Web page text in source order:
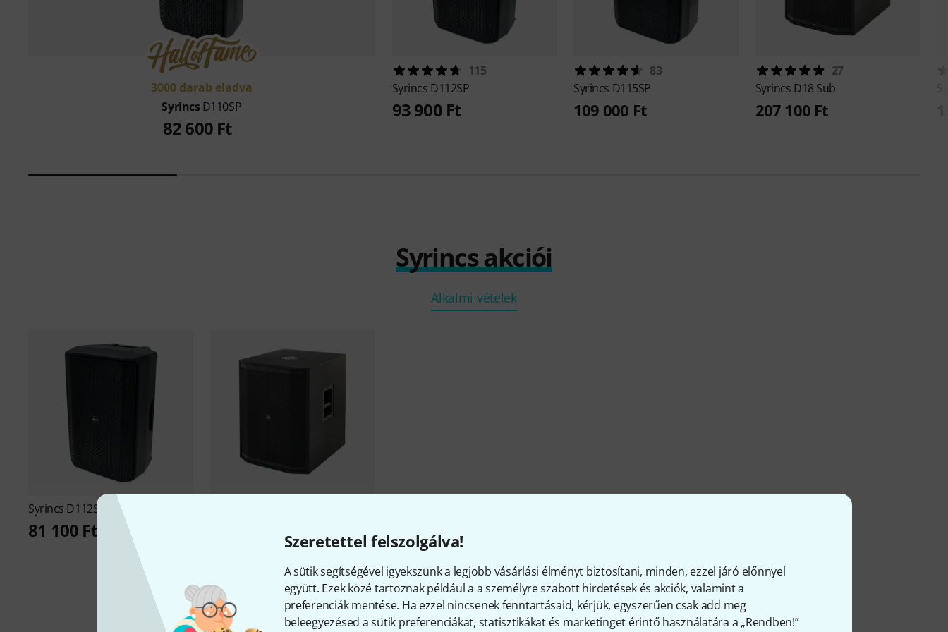
Szeretettel felszolgálva!
A sütik segítségével igyekszünk a legjobb vásárlási élményt biztosítani, minden, ezzel járó előnnyel
együtt. Ezek közé tartoznak például a a személyre szabott hirdetések és akciók, valamint a
preferenciák mentése. Ha ezzel nincsenek fenntartásaid, kérjük, egyszerűen csak add meg
beleegyezésed a sütik preferenciákat, statisztikákat és marketinget érintő használatára a „Rendben!”
3000 darab eladva
Syrincs D110SP
82 600 Ft
115
Syrincs D112SP
93 900 Ft
83
Syrincs D115SP
109 000 Ft
27
Syrincs D18 Sub
207 100 Ft
Syrincs akciói
Alkalmi vételek
Syrincs D112SP B-Stock
81 100 Ft